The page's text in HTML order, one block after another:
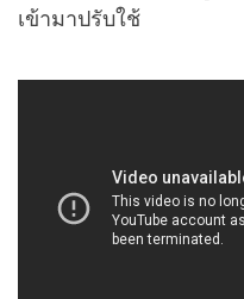
เข้ามาปรับใช้